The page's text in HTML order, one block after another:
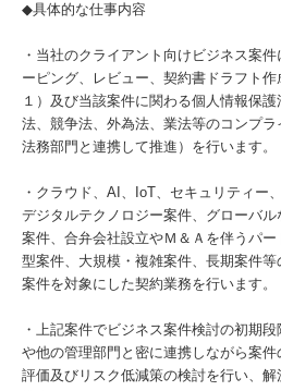
◆具体的な仕事内容
・当社のクライアント向けビジネス案
ーピング、レビュー、契約書ドラフト
１）及び当該案件に関わる個人情報保
法、競争法、外為法、業法等のコンプ
法務部門と連携して推進）を行います。
・クラウド、AI、IoT、セキュリティー
デジタルテクノロジー案件、グローバ
案件、合弁会社設立やＭ＆Ａを伴うパ
型案件、大規模・複雑案件、長期案件
案件を対象にした契約業務を行います。
・上記案件でビジネス案件検討の初期
や他の管理部門と密に連携しながら案件
評価及びリスク低減策の検討を行い、